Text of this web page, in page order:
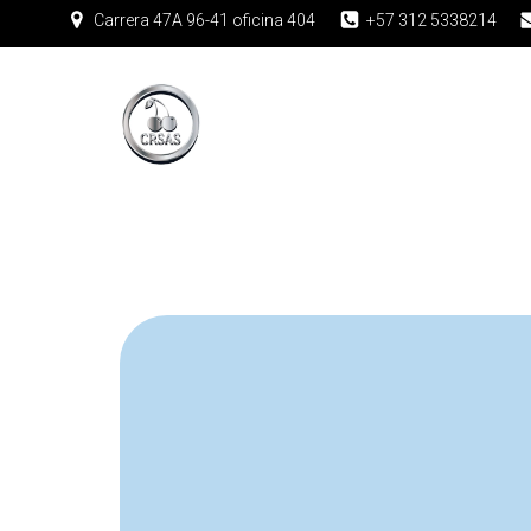
Carrera 47A 96-41 oficina 404 +57 312 5338214